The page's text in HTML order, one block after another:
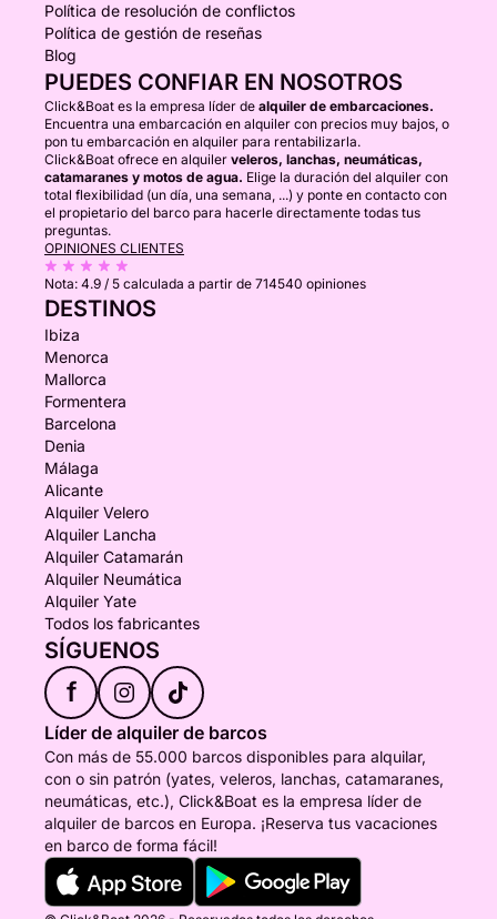
Política de resolución de conflictos
Política de gestión de reseñas
Blog
PUEDES CONFIAR EN NOSOTROS
Click&Boat es la empresa líder de alquiler de embarcaciones.
Encuentra una embarcación en alquiler con precios muy bajos, o
pon tu embarcación en alquiler para rentabilizarla.
Click&Boat ofrece en alquiler veleros, lanchas, neumáticas,
catamaranes y motos de agua. Elige la duración del alquiler con
total flexibilidad (un día, una semana, ...) y ponte en contacto con
el propietario del barco para hacerle directamente todas tus
preguntas.
OPINIONES CLIENTES
Nota: 4.9 / 5 calculada a partir de 714540 opiniones
DESTINOS
Ibiza
Menorca
Mallorca
Formentera
Barcelona
Denia
Málaga
Alicante
Alquiler Velero
Alquiler Lancha
Alquiler Catamarán
Alquiler Neumática
Alquiler Yate
Todos los fabricantes
SÍGUENOS
f
Líder de alquiler de barcos
Con más de 55.000 barcos disponibles para alquilar,
con o sin patrón (yates, veleros, lanchas, catamaranes,
neumáticas, etc.), Click&Boat es la empresa líder de
alquiler de barcos en Europa. ¡Reserva tus vacaciones
en barco de forma fácil!